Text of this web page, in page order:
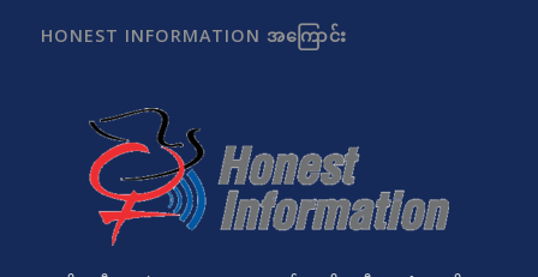
HONEST INFORMATION အကြောင်း